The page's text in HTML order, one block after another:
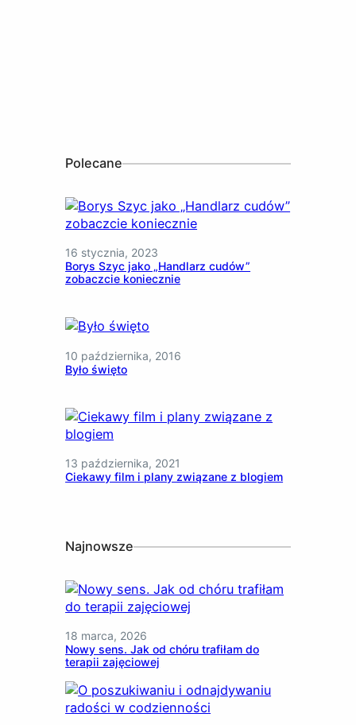
Polecane
16 stycznia, 2023
Borys Szyc jako „Handlarz cudów”
zobaczcie koniecznie
10 października, 2016
Było święto
13 października, 2021
Ciekawy film i plany związane z blogiem
Najnowsze
18 marca, 2026
Nowy sens. Jak od chóru trafiłam do
terapii zajęciowej